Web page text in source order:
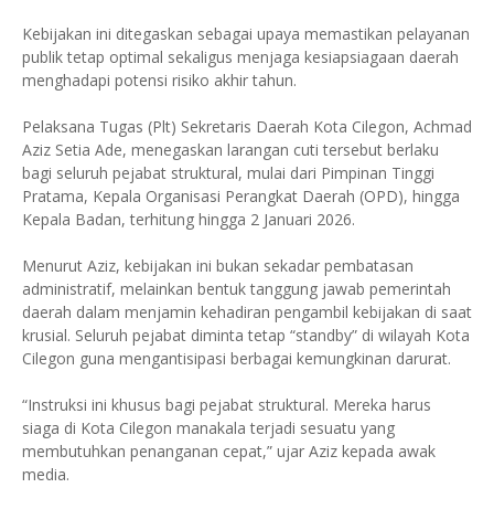
Kebijakan ini ditegaskan sebagai upaya memastikan pelayanan
publik tetap optimal sekaligus menjaga kesiapsiagaan daerah
menghadapi potensi risiko akhir tahun.
Pelaksana Tugas (Plt) Sekretaris Daerah Kota Cilegon, Achmad
Aziz Setia Ade, menegaskan larangan cuti tersebut berlaku
bagi seluruh pejabat struktural, mulai dari Pimpinan Tinggi
Pratama, Kepala Organisasi Perangkat Daerah (OPD), hingga
Kepala Badan, terhitung hingga 2 Januari 2026.
Menurut Aziz, kebijakan ini bukan sekadar pembatasan
administratif, melainkan bentuk tanggung jawab pemerintah
daerah dalam menjamin kehadiran pengambil kebijakan di saat
krusial. Seluruh pejabat diminta tetap “standby” di wilayah Kota
Cilegon guna mengantisipasi berbagai kemungkinan darurat.
“Instruksi ini khusus bagi pejabat struktural. Mereka harus
siaga di Kota Cilegon manakala terjadi sesuatu yang
membutuhkan penanganan cepat,” ujar Aziz kepada awak
media.